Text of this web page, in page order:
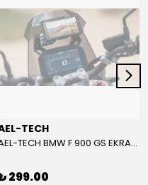
TECH
AEL-TECH BMW F 900 GS EKRAN/GÖSTERGE KORUYUCU 2024-2025
299.00